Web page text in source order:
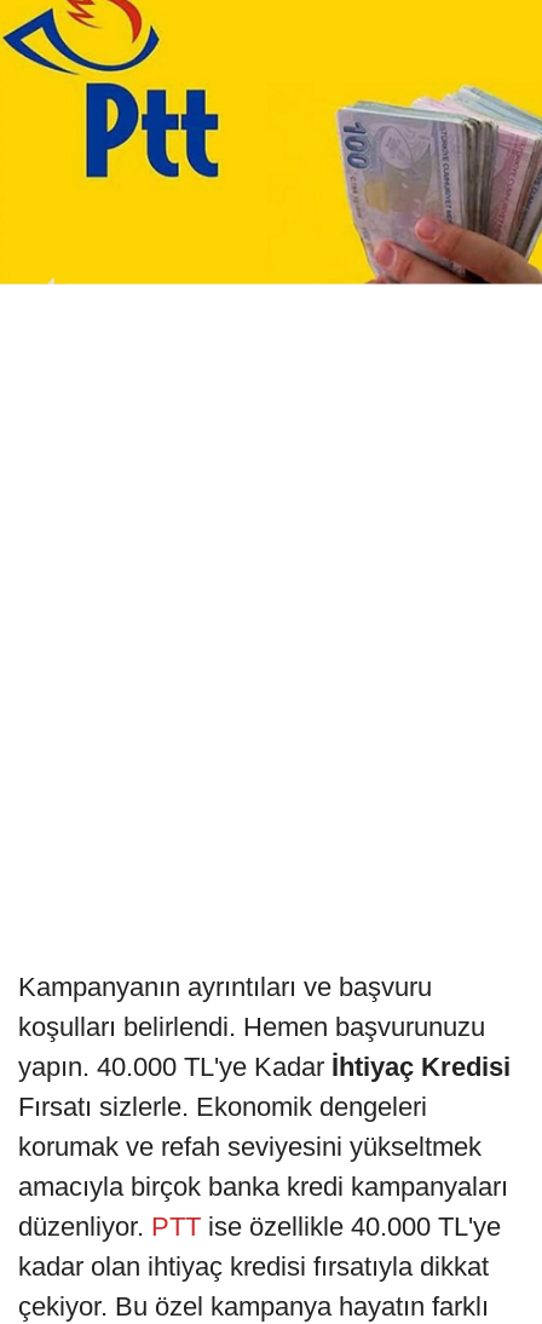
Kampanyanın ayrıntıları ve başvuru
koşulları belirlendi. Hemen başvurunuzu
yapın. 40.000 TL'ye Kadar İhtiyaç Kredisi
Fırsatı sizlerle. Ekonomik dengeleri
korumak ve refah seviyesini yükseltmek
amacıyla birçok banka kredi kampanyaları
düzenliyor. PTT ise özellikle 40.000 TL'ye
kadar olan ihtiyaç kredisi fırsatıyla dikkat
çekiyor. Bu özel kampanya hayatın farklı